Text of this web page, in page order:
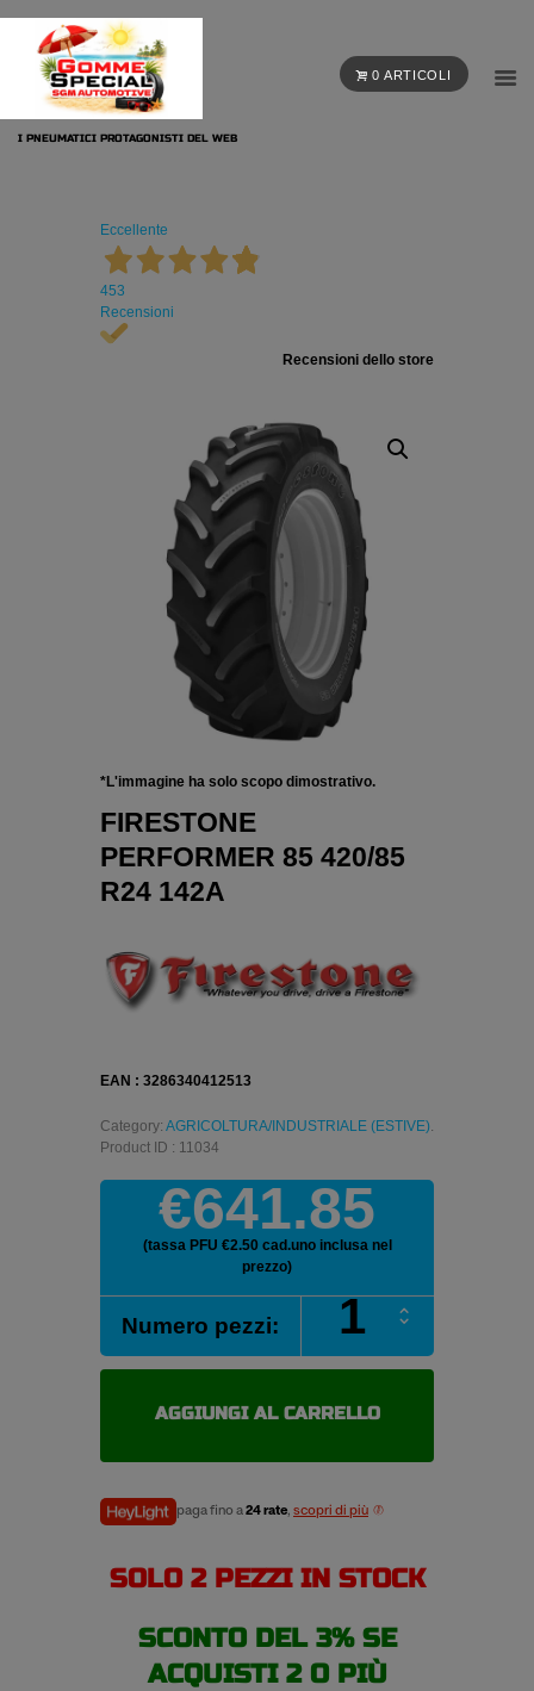
0 ARTICOLI
I PNEUMATICI PROTAGONISTI DEL WEB
Eccellente
453
Recensioni
Recensioni dello store
*L'immagine ha solo scopo dimostrativo.
FIRESTONE
PERFORMER 85 420/85
R24 142A
EAN : 3286340412513
Category: AGRICOLTURA/INDUSTRIALE (ESTIVE)
Product ID : 11034
€641.85
(tassa PFU €2.50 cad.uno inclusa nel
prezzo)
Numero pezzi:
FIRESTONE
PERFORMER
85
R24
AGGIUNGI AL CARRELLO
paga fino a24 rate, scopri di più
SOLO 2 PEZZI IN STOCK
SCONTO DEL 3% SE
ACQUISTI 2 O PIÙ